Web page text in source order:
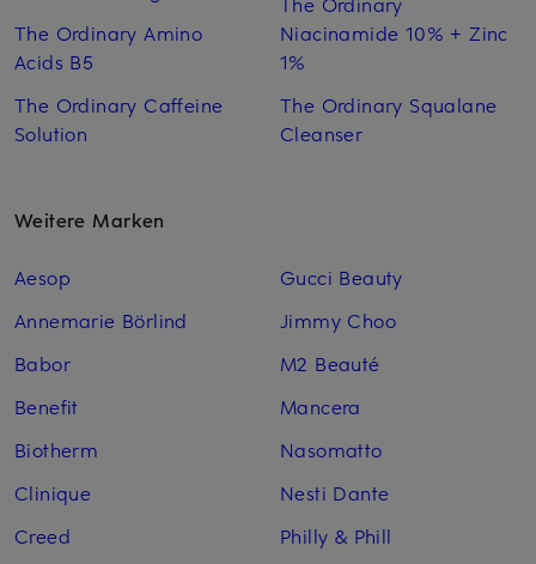
The Ordinary Amino
Acids B5
The Ordinary Caffeine
Solution
Niacinamide 10% + Zinc
1%
The Ordinary Squalane
Cleanser
Weitere Marken
Aesop
Annemarie Börlind
Babor
Benefit
Biotherm
Clinique
Creed
Gucci Beauty
Jimmy Choo
M2 Beauté
Mancera
Nasomatto
Nesti Dante
Philly & Phill